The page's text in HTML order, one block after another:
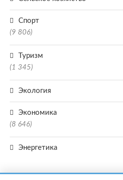
Спорт
(9 806)
Туризм
(1 345)
Экология
Экономика
(8 646)
Энергетика